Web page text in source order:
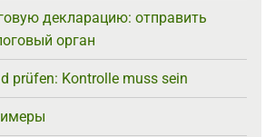
декларацию: отправить
орган
prüfen: Kontrolle muss sein